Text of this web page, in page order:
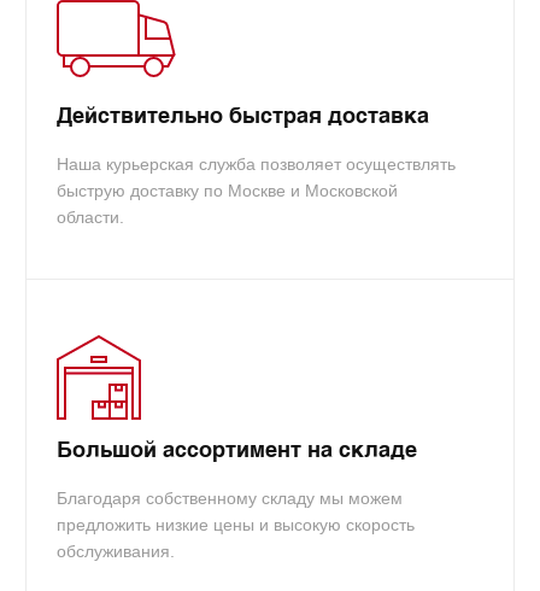
вам.
Действительно быстрая доставка
Наша курьерская служба позволяет осуществлять
быструю доставку по Москве и Московской
области.
Большой ассортимент на складе
Благодаря собственному складу мы можем
предложить низкие цены и высокую скорость
обслуживания.